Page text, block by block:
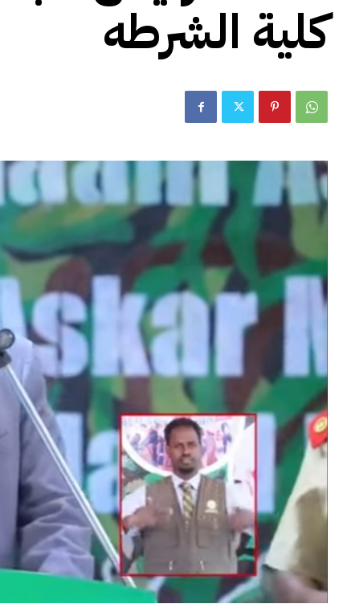
كلية الشرطه